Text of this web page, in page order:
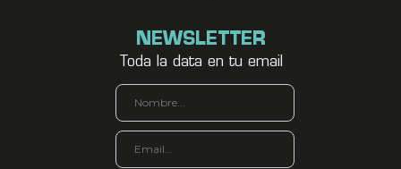
NEWSLETTER
Toda la data en tu email